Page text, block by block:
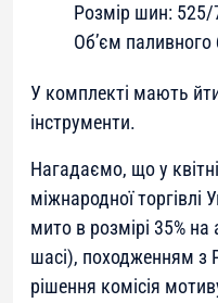
Розмір шин: 525/
Об’єм паливного
У комплекті мають
інструменти.
Нагадаємо, що у
міжнародної торгівлі
мито в розмірі 35% на
шасі), походженням з
рішення комісія